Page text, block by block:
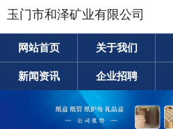
玉门市和泽矿业有限公司
网站首页 关于我们
新闻资讯 企业招聘